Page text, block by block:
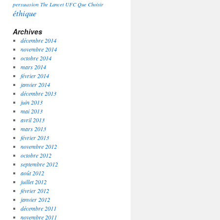
persuasion The Lancet UFC Que Choisir
éthique
Archives
décembre 2014
novembre 2014
octobre 2014
mars 2014
février 2014
janvier 2014
décembre 2013
juin 2013
mai 2013
avril 2013
mars 2013
février 2013
novembre 2012
octobre 2012
septembre 2012
août 2012
juillet 2012
février 2012
janvier 2012
décembre 2011
novembre 2011